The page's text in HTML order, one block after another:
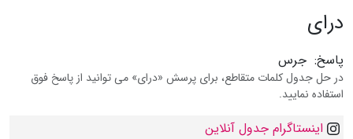
درای
پاسخ: جرس
در حل جدول کلمات متقاطع، برای پرسش «درای» می توانید از پاسخ فوق
استفاده نمایید.
اینستاگرام جدول آنلاین